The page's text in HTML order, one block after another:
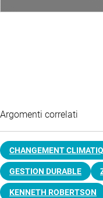
Argomenti correlati
CHANGEMENT
GESTION DURABLE
KENNETH ROBERTSON